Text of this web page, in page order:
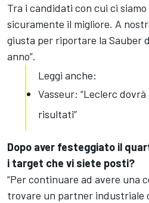
Tra i candidati con cui ci
sicuramente il migliore. A
giusta per riportare la Sauber
anno”.
Leggi anche:
Vasseur: “Leclerc
risultati”
Dopo aver festeggiato il
i target che vi siete posti?
“Per continuare ad avere una
trovare un partner industriale